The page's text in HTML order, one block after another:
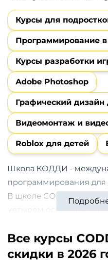
Курсы для
Программирование
Курсы разработки
Adobe Photoshop
Графический дизайн
Видеомонтаж и
Roblox для детей
Школа КОДДИ -
программирования для
В школе CODDY
четырем основным
и компьютерная
школы более 75 курсов.
Все курсы
скидки в 2026
Психология
и
Прочее
Репетиторы
Тесты
на